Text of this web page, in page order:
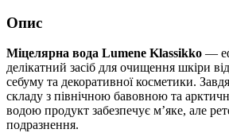
Опис
Міцелярна вода Lumene Klassikko —
делікатний засіб для очищення шкіри
себуму та декоративної косметики.
складу з північною бавовною та
водою продукт забезпечує м’яке, але
подразнення.